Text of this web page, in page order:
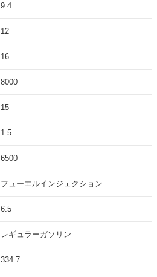
9.4
12
16
8000
15
1.5
6500
フューエルインジェクション
6.5
レギュラーガソリン
334.7